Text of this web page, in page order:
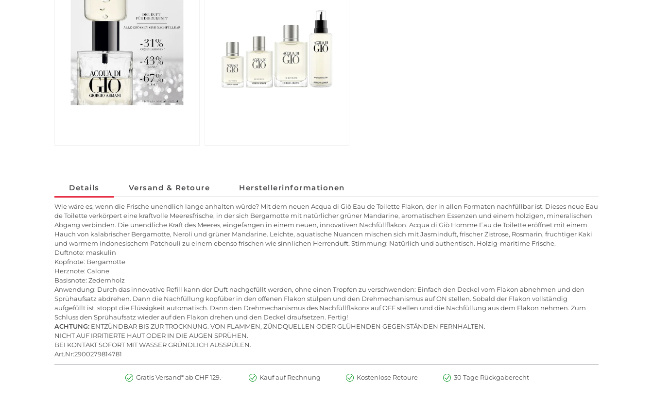
Details Versand & Retoure Herstellerinformationen
Wie wäre es, wenn die Frische unendlich lange anhalten würde? Mit dem neuen Acqua di Giò Eau de Toilette Flakon, der in allen Formaten nachfüllbar ist. Dieses neue Eau
de Toilette verkörpert eine kraftvolle Meeresfrische, in der sich Bergamotte mit natürlicher grüner Mandarine, aromatischen Essenzen und einem holzigen, mineralischen
Abgang verbinden. Die unendliche Kraft des Meeres, eingefangen in einem neuen, innovativen Nachfüllflakon. Acqua di Giò Homme Eau de Toilette eröffnet mit einem
Hauch von kalabrischer Bergamotte, Neroli und grüner Mandarine. Leichte, aquatische Nuancen mischen sich mit Jasminduft, frischer Zistrose, Rosmarin, fruchtiger Kaki
und warmem indonesischem Patchouli zu einem ebenso frischen wie sinnlichen Herrenduft. Stimmung: Natürlich und authentisch. Holzig-maritime Frische.
Duftnote: maskulin
Kopfnote: Bergamotte
Herznote: Calone
Basisnote: Zedernholz
Anwendung: Durch das innovative Refill kann der Duft nachgefüllt werden, ohne einen Tropfen zu verschwenden: Einfach den Deckel vom Flakon abnehmen und den
Sprühaufsatz abdrehen. Dann die Nachfüllung kopfüber in den offenen Flakon stülpen und den Drehmechanismus auf ON stellen. Sobald der Flakon vollständig
aufgefüllt ist, stoppt die Flüssigkeit automatisch. Dann den Drehmechanismus des Nachfüllflakons auf OFF stellen und die Nachfüllung aus dem Flakon nehmen. Zum
Schluss den Sprühaufsatz wieder auf den Flakon drehen und den Deckel draufsetzen. Fertig!
ACHTUNG: ENTZÜNDBAR BIS ZUR TROCKNUNG. VON FLAMMEN, ZÜNDQUELLEN ODER GLÜHENDEN GEGENSTÄNDEN FERNHALTEN.
NICHT AUF IRRITIERTE HAUT ODER IN DIE AUGEN SPRÜHEN.
BEI KONTAKT SOFORT MIT WASSER GRÜNDLICH AUSSPÜLEN.
Art.Nr:2900279814781
Gratis Versand* ab CHF 129.- Kauf auf Rechnung Kostenlose Retoure 30 Tage Rückgaberecht